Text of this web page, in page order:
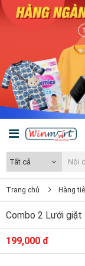
Tất cả
Trang chủ Hàng
Combo 2 Lưới
199,000 đ